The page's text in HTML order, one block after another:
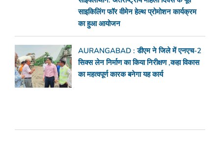
साइकिलिंग फॉर वीमेन हेल्थ प्रोमोशन कार्यक्रम
का हुआ आयोजन
AURANGABAD : डीएम ने जिले में एनएच-2
सिक्स लेन निर्माण का किया निरीक्षण ,कहा विकास
का महत्वपूर्ण कारक बनेगा यह कार्य